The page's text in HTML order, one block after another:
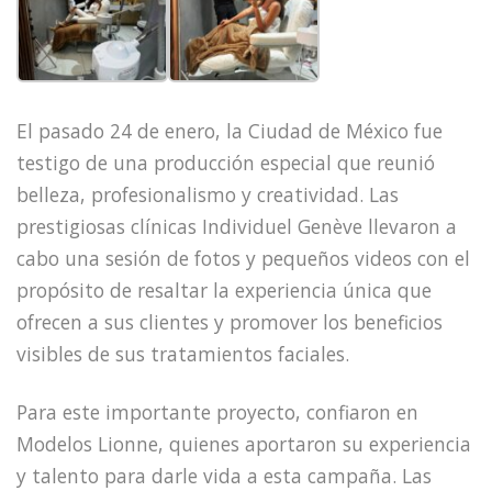
El pasado 24 de enero, la Ciudad de México fue
testigo de una producción especial que reunió
belleza, profesionalismo y creatividad. Las
prestigiosas clínicas Individuel Genève llevaron a
cabo una sesión de fotos y pequeños videos con el
propósito de resaltar la experiencia única que
ofrecen a sus clientes y promover los beneficios
visibles de sus tratamientos faciales.
Para este importante proyecto, confiaron en
Modelos Lionne, quienes aportaron su experiencia
y talento para darle vida a esta campaña. Las